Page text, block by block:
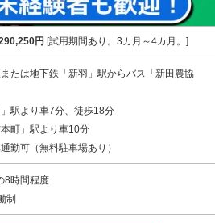
円 試用期間あり。3カ月～4カ月。
たは地下鉄「新羽」駅からバス「新田農協
駅より車7分、徒歩18分
町」駅より車10分
勤可（無料駐車場あり）
8時間程度
制